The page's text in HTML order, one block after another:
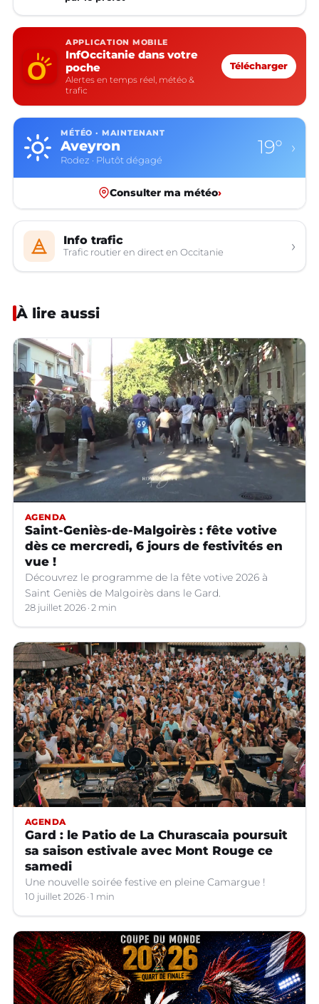
APPLICATION MOBILE
InfOccitanie dans votre
poche
Alertes en temps réel, météo &
trafic
Télécharger
MÉTÉO · MAINTENANT
Aveyron
Rodez · Plutôt dégagé
19° ›
Consulter ma météo›
Info trafic
Trafic routier en direct en Occitanie ›
À lire aussi
AGENDA
Saint-Geniès-de-Malgoirès : fête votive
dès ce mercredi, 6 jours de festivités en
vue !
Découvrez le programme de la fête votive 2026 à
Saint Geniès de Malgoirès dans le Gard.
28 juillet 2026 2 min
AGENDA
Gard : le Patio de La Churascaia poursuit
sa saison estivale avec Mont Rouge ce
samedi
Une nouvelle soirée festive en pleine Camargue !
10 juillet 2026 1 min